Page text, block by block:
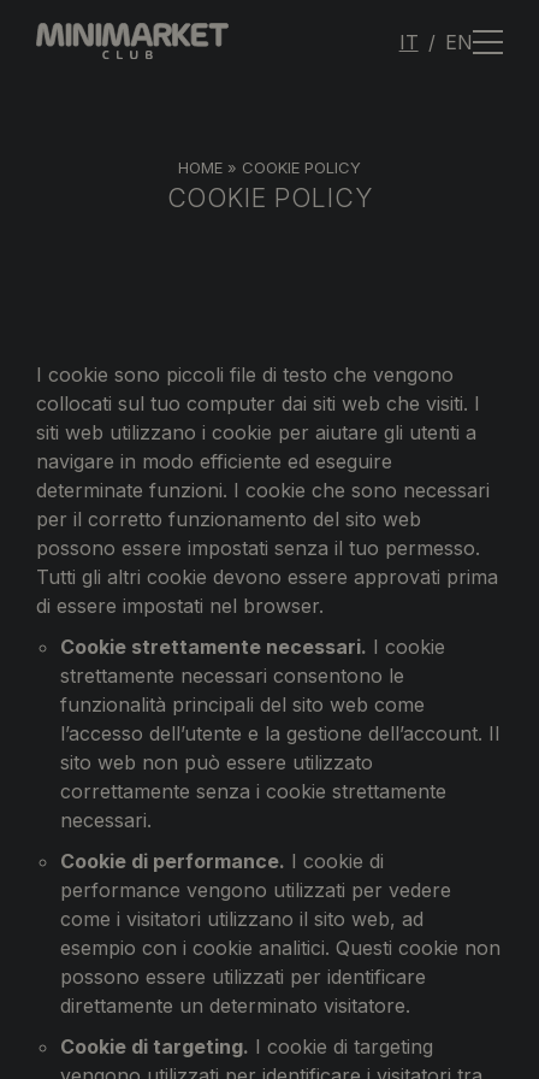
IT EN
HOME » COOKIE POLICY
COOKIE POLICY
I cookie sono piccoli file di testo che vengono
collocati sul tuo computer dai siti web che visiti. I
siti web utilizzano i cookie per aiutare gli utenti a
navigare in modo efficiente ed eseguire
determinate funzioni. I cookie che sono necessari
per il corretto funzionamento del sito web
possono essere impostati senza il tuo permesso.
Tutti gli altri cookie devono essere approvati prima
di essere impostati nel browser.
Cookie strettamente necessari. I cookie
strettamente necessari consentono le
funzionalità principali del sito web come
l’accesso dell’utente e la gestione dell’account. Il
sito web non può essere utilizzato
correttamente senza i cookie strettamente
necessari.
Cookie di performance. I cookie di
performance vengono utilizzati per vedere
come i visitatori utilizzano il sito web, ad
esempio con i cookie analitici. Questi cookie non
possono essere utilizzati per identificare
direttamente un determinato visitatore.
Cookie di targeting. I cookie di targeting